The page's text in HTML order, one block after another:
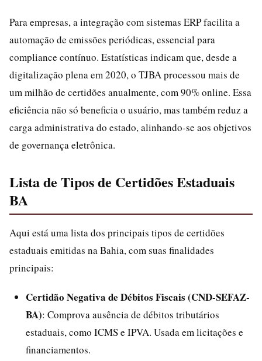
Para empresas, a integração com sistemas ERP facilita a
automação de emissões periódicas, essencial para
compliance contínuo. Estatísticas indicam que, desde a
digitalização plena em 2020, o TJBA processou mais de
um milhão de certidões anualmente, com 90% online. Essa
eficiência não só beneficia o usuário, mas também reduz a
carga administrativa do estado, alinhando-se aos objetivos
de governança eletrônica.
Lista de Tipos de Certidões Estaduais
BA
Aqui está uma lista dos principais tipos de certidões
estaduais emitidas na Bahia, com suas finalidades
principais:
Certidão Negativa de Débitos Fiscais (CND-SEFAZ-
BA): Comprova ausência de débitos tributários
estaduais, como ICMS e IPVA. Usada em licitações e
financiamentos.